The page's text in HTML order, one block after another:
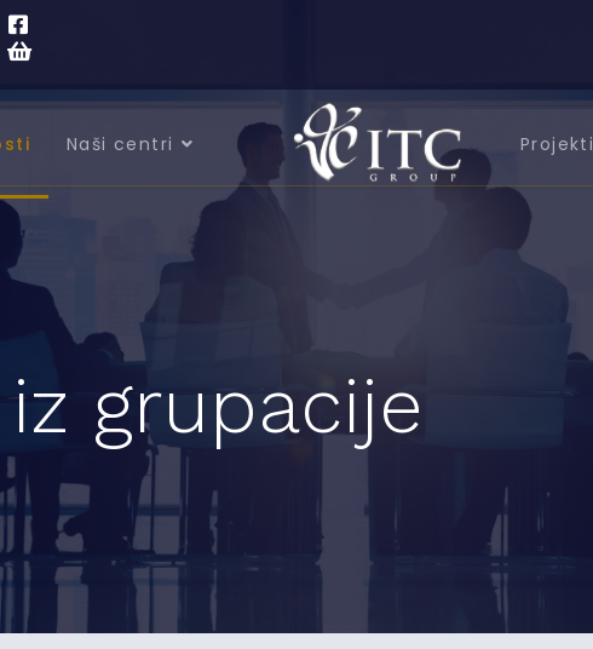
Naši centri Projekti
grupacije